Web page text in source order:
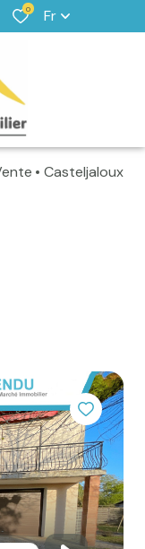
0 Fr
Vente
Casteljaloux